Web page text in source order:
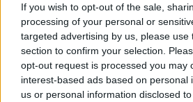
If you wish to opt-out of the sale,
processing of your personal or
targeted advertising by us, please use
section to confirm your selection.
opt-out request is processed you may
interest-based ads based on personal
us or personal information disclosed
Το λάθος που κάνουμε όταν
χαλάει πιο γρήγορα
Ο Οδυσσέας ταξίδευε με πλοίο των
του Νόλαν και η αληθινή
πριν 24 λεπτά